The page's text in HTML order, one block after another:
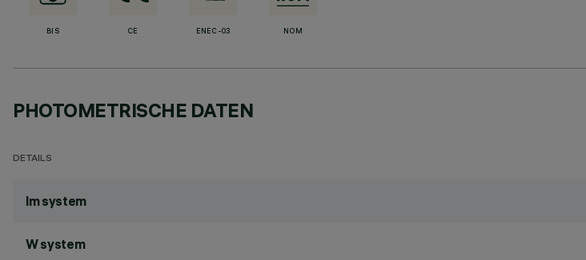
BIS CE ENEC-03 NOM
PHOTOMETRISCHE DATEN
DETAILS
lm system
W system